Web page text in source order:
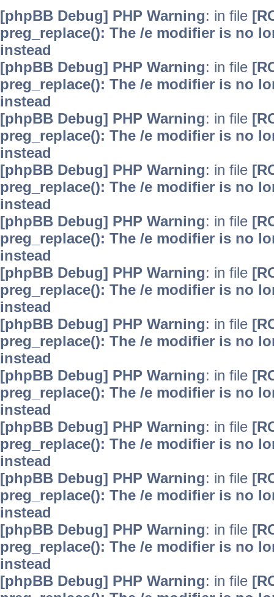
[phpBB Debug] PHP Warning: in file
preg_replace(): The /e modifier is no
instead
[phpBB Debug] PHP Warning: in file
preg_replace(): The /e modifier is no
instead
[phpBB Debug] PHP Warning: in file
preg_replace(): The /e modifier is no
instead
[phpBB Debug] PHP Warning: in file
preg_replace(): The /e modifier is no
instead
[phpBB Debug] PHP Warning: in file
preg_replace(): The /e modifier is no
instead
[phpBB Debug] PHP Warning: in file
preg_replace(): The /e modifier is no
instead
[phpBB Debug] PHP Warning: in file
preg_replace(): The /e modifier is no
instead
[phpBB Debug] PHP Warning: in file
preg_replace(): The /e modifier is no
instead
[phpBB Debug] PHP Warning: in file
preg_replace(): The /e modifier is no
instead
[phpBB Debug] PHP Warning: in file
preg_replace(): The /e modifier is no
instead
[phpBB Debug] PHP Warning: in file
preg_replace(): The /e modifier is no
instead
[phpBB Debug] PHP Warning: in file